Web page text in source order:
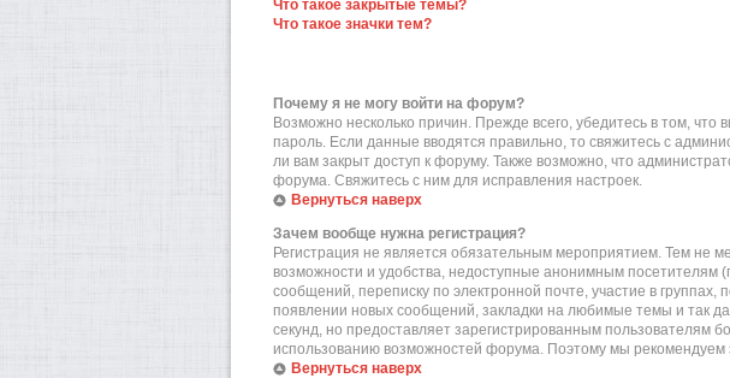
Что такое закрытые темы?
Что такое значки тем?
Почему я не могу войти на форум?
Возможно несколько причин. Прежде всего, убедитесь в том, что
пароль. Если данные вводятся правильно, то свяжитесь с
ли вам закрыт доступ к форуму. Также возможно, что
форума. Свяжитесь с ним для исправления настроек.
Вернуться наверх
Зачем вообще нужна регистрация?
Регистрация не является обязательным мероприятием. Тем не
возможности и удобства, недоступные анонимным посетителям
сообщений, переписку по электронной почте, участие в группах,
появлении новых сообщений, закладки на любимые темы и так
секунд, но предоставляет зарегистрированным пользователям
использованию возможностей форума. Поэтому мы рекомендуем
Вернуться наверх